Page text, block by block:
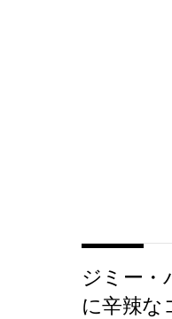
ジミー・
に辛辣な